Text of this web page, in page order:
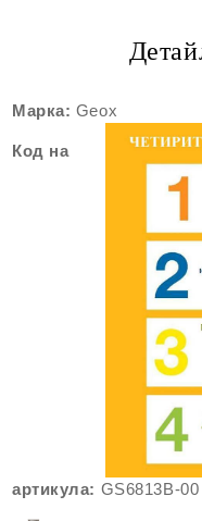
Марка: Geox
Код на
артикула: GS6813B-00